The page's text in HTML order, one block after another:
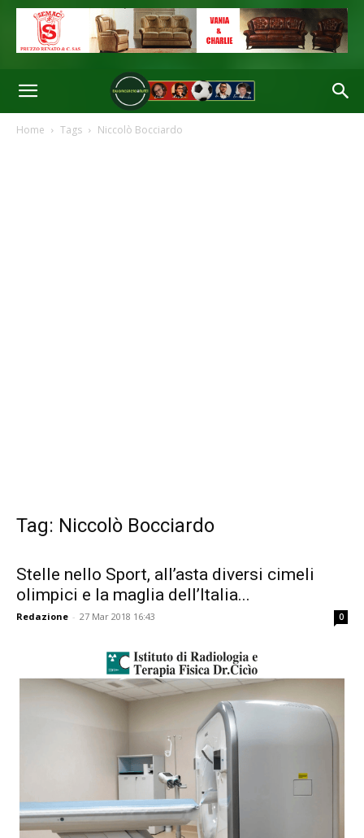
Home Tags Niccolò Bocciardo
Tag: Niccolò Bocciardo
Stelle nello Sport, all’asta diversi cimeli
olimpici e la maglia dell’Italia...
Redazione - 27 Mar 2018 16:43 0